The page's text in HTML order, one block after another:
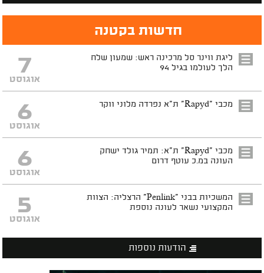
חדשות בקטנה
ליגת ווינר סל מרכינה ראש: שמעון שלח
הלך לעולמו בגיל 94
7
אוגוסט
מכבי "Rapyd" ת"א נפרדה מלוני ווקר 6
אוגוסט
מכבי "Rapyd" ת"א: תמיר גולד ישחק
העונה במ.כ עוטף דרום
6
אוגוסט
המשכיות בבני "Penlink" הרצליה: הצוות
המקצועי נשאר לעונה נוספת
5
אוגוסט
הודעות נוספות